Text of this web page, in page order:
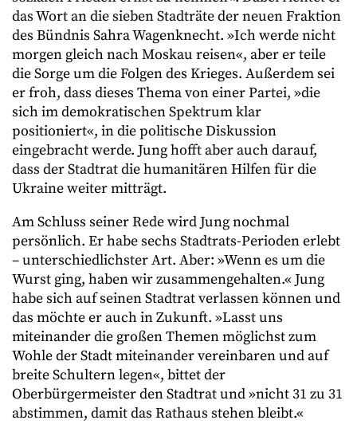
das Wort an die sieben Stadträte der neuen Fraktion
des Bündnis Sahra Wagenknecht. »Ich werde nicht
morgen gleich nach Moskau reisen«, aber er teile
die Sorge um die Folgen des Krieges. Außerdem sei
er froh, dass dieses Thema von einer Partei, »die
sich im demokratischen Spektrum klar
positioniert«, in die politische Diskussion
eingebracht werde. Jung hofft aber auch darauf,
dass der Stadtrat die humanitären Hilfen für die
Ukraine weiter mitträgt.
Am Schluss seiner Rede wird Jung nochmal
persönlich. Er habe sechs Stadtrats-Perioden erlebt
– unterschiedlichster Art. Aber: »Wenn es um die
Wurst ging, haben wir zusammengehalten.« Jung
habe sich auf seinen Stadtrat verlassen können und
das möchte er auch in Zukunft. »Lasst uns
miteinander die großen Themen möglichst zum
Wohle der Stadt miteinander vereinbaren und auf
breite Schultern legen«, bittet der
Oberbürgermeister den Stadtrat und »nicht 31 zu 31
abstimmen, damit das Rathaus stehen bleibt.«